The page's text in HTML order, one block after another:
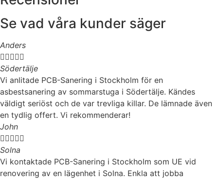
Se vad våra kunder säger
Anders

Södertälje
Vi anlitade PCB-Sanering i Stockholm för en
asbestsanering av sommarstuga i Södertälje. Kändes
väldigt seriöst och de var trevliga killar. De lämnade även
en tydlig offert. Vi rekommenderar!
John

Solna
Vi kontaktade PCB-Sanering i Stockholm som UE vid
renovering av en lägenhet i Solna. Enkla att jobba